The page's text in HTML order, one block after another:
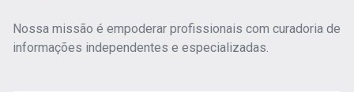
Nossa missão é empoderar profissionais com curadoria de
informações independentes e especializadas.